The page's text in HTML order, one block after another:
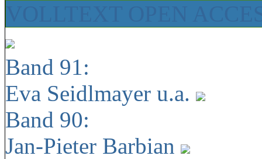
Band 91:
Eva Seidlmayer u.a.
Band 90:
Jan-Pieter Barbian